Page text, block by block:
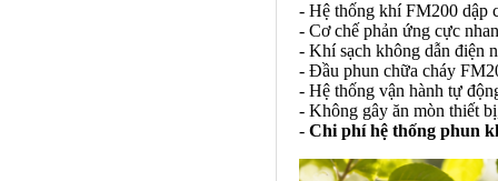
- Hệ thống khí FM200 dập
- Cơ chế phản ứng cực
- Khí sạch không dẫn điện
- Đầu phun chữa cháy
- Hệ thống vận hành tự
- Không gây ăn mòn thiết
- Chi phí hệ thống phun